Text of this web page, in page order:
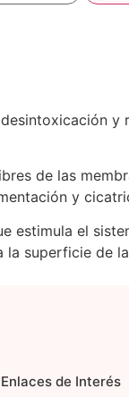
de las
y
estimula el
superficie de
Enlaces de Interés